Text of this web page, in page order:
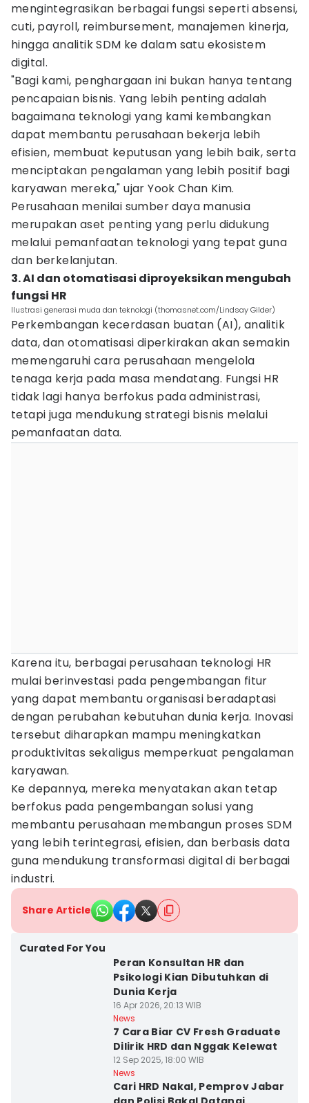
mengintegrasikan berbagai fungsi seperti absensi,
cuti, payroll, reimbursement, manajemen kinerja,
hingga analitik SDM ke dalam satu ekosistem
digital.
"Bagi kami, penghargaan ini bukan hanya tentang
pencapaian bisnis. Yang lebih penting adalah
bagaimana teknologi yang kami kembangkan
dapat membantu perusahaan bekerja lebih
efisien, membuat keputusan yang lebih baik, serta
menciptakan pengalaman yang lebih positif bagi
karyawan mereka," ujar Yook Chan Kim.
Perusahaan menilai sumber daya manusia
merupakan aset penting yang perlu didukung
melalui pemanfaatan teknologi yang tepat guna
dan berkelanjutan.
3. AI dan otomatisasi diproyeksikan mengubah
fungsi HR
Ilustrasi generasi muda dan teknologi (thomasnet.com/Lindsay Gilder)
Perkembangan kecerdasan buatan (AI), analitik
data, dan otomatisasi diperkirakan akan semakin
memengaruhi cara perusahaan mengelola
tenaga kerja pada masa mendatang. Fungsi HR
tidak lagi hanya berfokus pada administrasi,
tetapi juga mendukung strategi bisnis melalui
pemanfaatan data.
Karena itu, berbagai perusahaan teknologi HR
mulai berinvestasi pada pengembangan fitur
yang dapat membantu organisasi beradaptasi
dengan perubahan kebutuhan dunia kerja. Inovasi
tersebut diharapkan mampu meningkatkan
produktivitas sekaligus memperkuat pengalaman
karyawan.
Ke depannya, mereka menyatakan akan tetap
berfokus pada pengembangan solusi yang
membantu perusahaan membangun proses SDM
yang lebih terintegrasi, efisien, dan berbasis data
guna mendukung transformasi digital di berbagai
industri.
Share Article
Curated For You
Peran Konsultan HR dan
Psikologi Kian Dibutuhkan di
Dunia Kerja
16 Apr 2026, 20:13 WIB
News
7 Cara Biar CV Fresh Graduate
Dilirik HRD dan Nggak Kelewat
12 Sep 2025, 18:00 WIB
News
Cari HRD Nakal, Pemprov Jabar